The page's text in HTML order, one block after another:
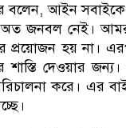
বলেন, আইন
অত জনবল নেই।
প্রয়োজন হয় না।
দেওয়ার
করে। এর